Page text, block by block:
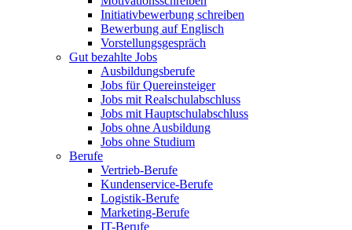
Initiativbewerbung schreiben
Bewerbung auf Englisch
Vorstellungsgespräch
Gut bezahlte Jobs
Ausbildungsberufe
Jobs für Quereinsteiger
Jobs mit Realschulabschluss
Jobs mit Hauptschulabschluss
Jobs ohne Ausbildung
Jobs ohne Studium
Berufe
Vertrieb-Berufe
Kundenservice-Berufe
Logistik-Berufe
Marketing-Berufe
IT-Berufe